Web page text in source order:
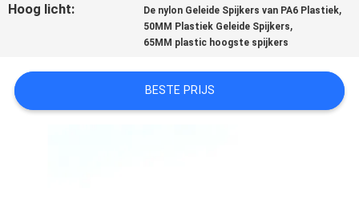
SITEMAP
PRIVACY
POLICY
Hoog licht: De nylon Geleide Spijkers van PA6 Plastiek,
50MM Plastiek Geleide Spijkers,
65MM plastic hoogste spijkers
BESTE PRIJS